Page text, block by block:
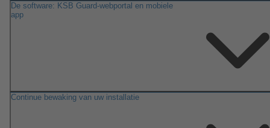
De software: KSB Guard-webportal en mobiele
app
Continue bewaking van uw installatie